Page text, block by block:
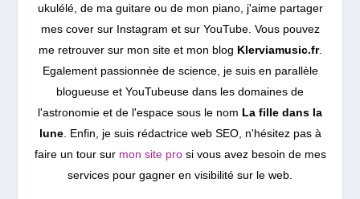
ukulélé, de ma guitare ou de mon piano, j'aime partager
mes cover sur Instagram et sur YouTube. Vous pouvez
me retrouver sur mon site et mon blog Klerviamusic.fr.
Egalement passionnée de science, je suis en parallèle
blogueuse et YouTubeuse dans les domaines de
l'astronomie et de l'espace sous le nom La fille dans la
lune. Enfin, je suis rédactrice web SEO, n'hésitez pas à
faire un tour sur mon site prosi vous avez besoin de mes
services pour gagner en visibilité sur le web.